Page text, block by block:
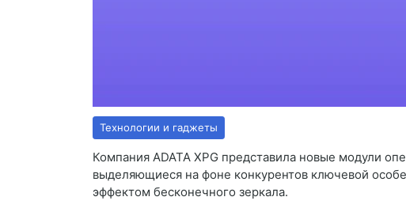
Технологии и гаджеты
Компания ADATA XPG представила новые модули
выделяющиеся на фоне конкурентов ключевой
эффектом бесконечного зеркала.